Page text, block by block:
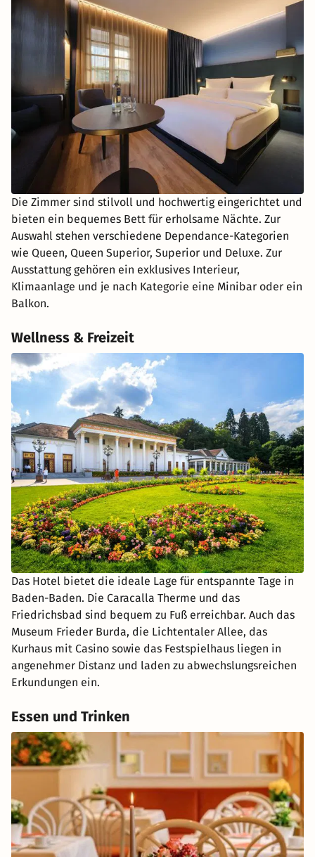
Die Zimmer sind stilvoll und hochwertig eingerichtet und
bieten ein bequemes Bett für erholsame Nächte. Zur
Auswahl stehen verschiedene Dependance-Kategorien
wie Queen, Queen Superior, Superior und Deluxe. Zur
Ausstattung gehören ein exklusives Interieur,
Klimaanlage und je nach Kategorie eine Minibar oder ein
Balkon.
Wellness & Freizeit
Das Hotel bietet die ideale Lage für entspannte Tage in
Baden-Baden. Die Caracalla Therme und das
Friedrichsbad sind bequem zu Fuß erreichbar. Auch das
Museum Frieder Burda, die Lichtentaler Allee, das
Kurhaus mit Casino sowie das Festspielhaus liegen in
angenehmer Distanz und laden zu abwechslungsreichen
Erkundungen ein.
Essen und Trinken